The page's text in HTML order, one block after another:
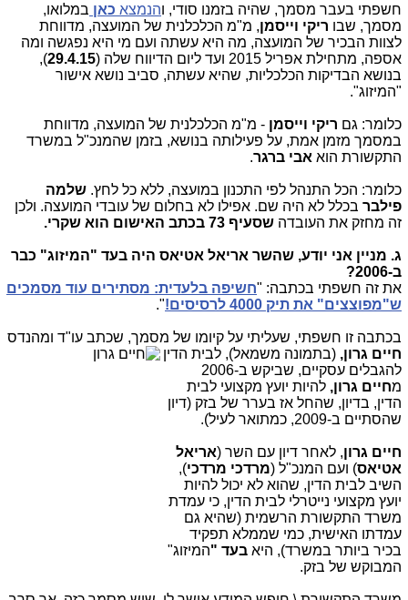
חשפתי בעבר מסמך, שהיה בזמנו סודי, ו הנמצא כאן במלואו,
מסמך, שבו ריקי וייסמן, מ"מ הכלכלנית של המועצה, מדווחת
לצוות הבכיר של המועצה, מה היא עשתה ועם מי היא נפגשה ומה
אספה, מתחילת אפריל 2015 ועד ליום הדיווח שלה (
29.4.15
),
בנושא הבדיקות הכלכליות, שהיא עשתה, סביב נושא אישור
"המיזוג".
כלומר: גם ריקי וייסמן- מ"מ הכלכלנית של המועצה, מדווחת
במסמך מזמן אמת, על פעילותה בנושא, בזמן שהמנכ"ל במשרד
התקשורת הוא אבי ברגר.
כלומר: הכל התנהל לפי התכנון במועצה, ללא כל לחץ. שלמה
פילבר בכלל לא היה שם. אפילו לא בחלום של עובדי המועצה. ולכן
זה מחזק את העובדה שסעיף 73 בכתב האישום הוא שקרי.
ג. מניין אני יודע, שהשר אריאל אטיאס היה בעד "המיזוג" כבר
ב-2006?
את זה חשפתי בכתבה: "חשיפה בלעדית: מסתירים עוד מסמכים
ש"מפוצצים" את תיק 4000 לרסיסים!
".
בכתבה זו חשפתי, שעליתי על קיומו של מסמך, שכתב עו"ד ומהנדס
חיים גרון, (בתמונה משמאל), לבית הדין
להגבלים עסקיים, שביקש ב-2006
מחיים גרון, להיות יועץ מקצועי לבית
הדין, בדיון, שהחל אז בערר של בזק (דיון
שהסתיים ב-2009, כמתואר לעיל).
חיים גרון, לאחר דיון עם השר (אריאל
אטיאס) ועם המנכ"ל (מרדכי מרדכי),
השיב לבית הדין, שהוא לא יכול להיות
יועץ מקצועי נייטרלי לבית הדין, כי עמדת
משרד התקשורת הרשמית (שהיא גם
עמדתו האישית, כמי שממלא תפקיד
בכיר ביותר במשרד), היא בעד "המיזוג"
המבוקש של בזק.